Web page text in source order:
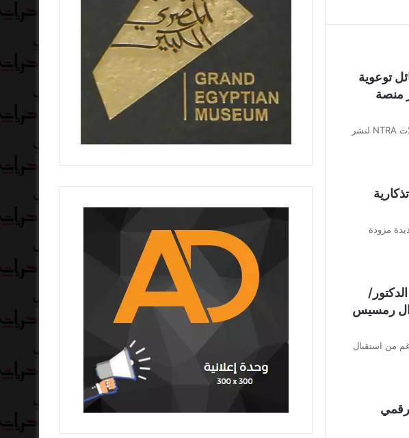
توعوية
منصة
–رسائل نصية موجهة للمواطنين من خلال الجهاز القومي لتنظيم الاتصالات NTRA لنشر
مزودة
رمسيس
من استقبال